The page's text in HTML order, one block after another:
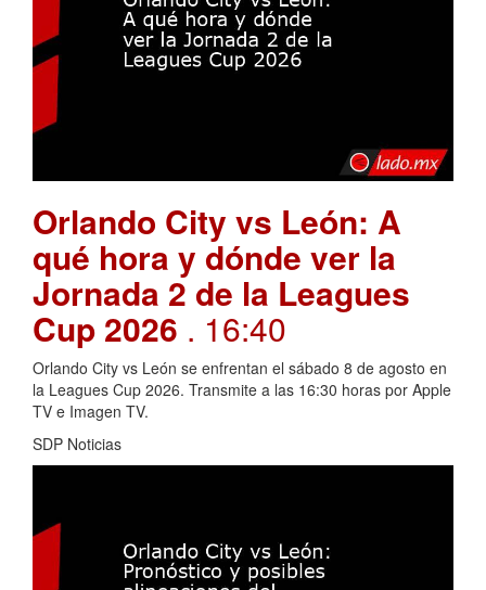
Orlando City vs León: A
qué hora y dónde ver la
Jornada 2 de la Leagues
Cup 2026 . 16:40
Orlando City vs León se enfrentan el sábado 8 de agosto en
la Leagues Cup 2026. Transmite a las 16:30 horas por Apple
TV e Imagen TV.
SDP Noticias